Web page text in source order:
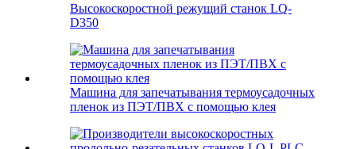
Высокоскоростной режущий станок LQ-
D350
Машина для запечатывания термоусадочных
пленок из ПЭТ/ПВХ с помощью клея